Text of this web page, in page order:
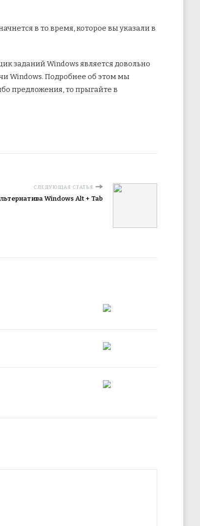
в то время, которое вы указали в
заданий Windows является довольно
Windows. Подробнее об этом мы
предложения, то прыгайте в
СЛЕДУЮЩАЯ СТАТЬЯ
Windows Alt + Tab